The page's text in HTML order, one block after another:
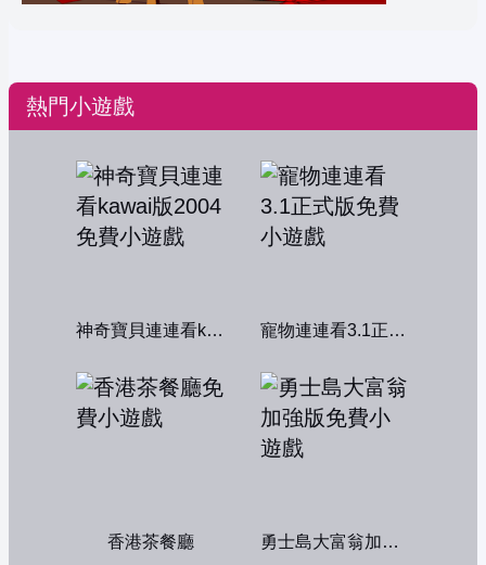
熱門小遊戲
神奇寶貝連連看kawai版2004 寵物連連看3.1正式版
香港茶餐廳 勇士島大富翁加強版